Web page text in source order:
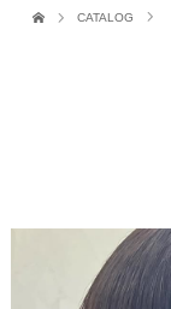
CATALOG